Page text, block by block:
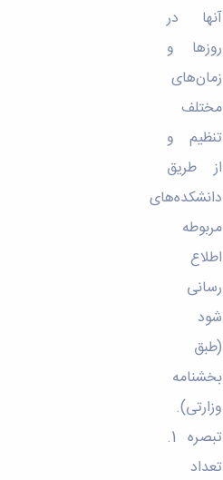
آنها در
روزها و
زمان‌های
مختلف
تنظیم و
از طریق
دانشکده‌های
مربوطه
اطلاع
رسانی
شود
(طبق
بخشنامه
وزارتی).
تبصره 1.
تعداد